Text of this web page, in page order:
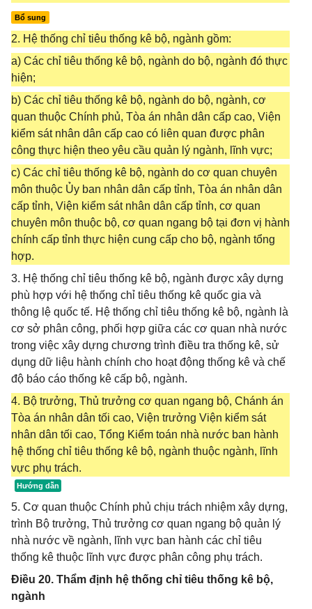
Bổ sung
2. Hệ thống chỉ tiêu thống kê bộ, ngành gồm:
a) Các chỉ tiêu thống kê bộ, ngành do bộ, ngành đó thực
hiện;
b) Các chỉ tiêu thống kê bộ, ngành do bộ, ngành, cơ
quan thuộc Chính phủ, Tòa án nhân dân cấp cao, Viện
kiểm sát nhân dân cấp cao có liên quan được phân
công thực hiện theo yêu cầu quản lý ngành, lĩnh vực;
c) Các chỉ tiêu thống kê bộ, ngành do cơ quan chuyên
môn thuộc Ủy ban nhân dân cấp tỉnh, Tòa án nhân dân
cấp tỉnh, Viện kiểm sát nhân dân cấp tỉnh, cơ quan
chuyên môn thuộc bộ, cơ quan ngang bộ tại đơn vị hành
chính cấp tỉnh thực hiện cung cấp cho bộ, ngành tổng
hợp.
3. Hệ thống chỉ tiêu thống kê bộ, ngành được xây dựng
phù hợp với hệ thống chỉ tiêu thống kê quốc gia và
thông lệ quốc tế. Hệ thống chỉ tiêu thống kê bộ, ngành là
cơ sở phân công, phối hợp giữa các cơ quan nhà nước
trong việc xây dựng chương trình điều tra thống kê, sử
dụng dữ liệu hành chính cho hoạt động thống kê và chế
độ báo cáo thống kê cấp bộ, ngành.
4. Bộ trưởng, Thủ trưởng cơ quan ngang bộ, Chánh án
Tòa án nhân dân tối cao, Viện trưởng Viện kiểm sát
nhân dân tối cao, Tổng Kiểm toán nhà nước ban hành
hệ thống chỉ tiêu thống kê bộ, ngành thuộc ngành, lĩnh
vực phụ trách.
5. Cơ quan thuộc Chính phủ chịu trách nhiệm xây dựng,
trình Bộ trưởng, Thủ trưởng cơ quan ngang bộ quản lý
nhà nước về ngành, lĩnh vực ban hành các chỉ tiêu
thống kê thuộc lĩnh vực được phân công phụ trách.
Điều 20. Thẩm định hệ thống chỉ tiêu thống kê bộ,
ngành